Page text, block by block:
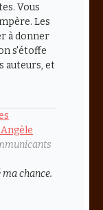
Vous
Les
à donner
s'étoffe
auteurs, et
chance.